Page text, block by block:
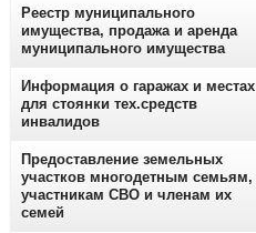
Реестр муниципального
имущества, продажа и аренда
муниципального имущества
Информация о гаражах и местах
для стоянки тех.средств
инвалидов
Предоставление земельных
участков многодетным семьям,
участникам СВО и членам их
семей